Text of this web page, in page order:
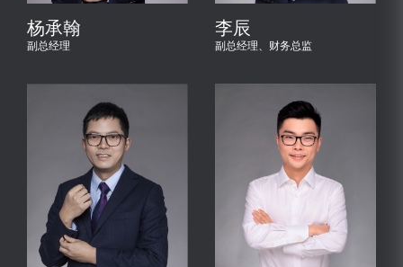
杨承翰
副总经理
李辰
副总经理、财务总监